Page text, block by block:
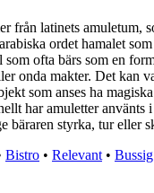
från latinets amuletum,
ordet hamalet
som ofta bärs som en
onda makter. Det kan
som anses ha
har amuletter
bäraren styrka, tur eller
Bistro • Relevant • Bussig